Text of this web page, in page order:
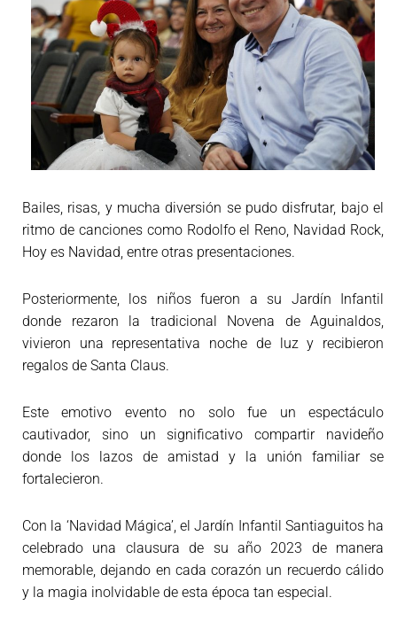
Bailes, risas, y mucha diversión se pudo disfrutar, bajo el
ritmo de canciones como Rodolfo el Reno, Navidad Rock,
Hoy es Navidad, entre otras presentaciones.
Posteriormente, los niños fueron a su Jardín Infantil
donde rezaron la tradicional Novena de Aguinaldos,
vivieron una representativa noche de luz y recibieron
regalos de Santa Claus.
Este emotivo evento no solo fue un espectáculo
cautivador, sino un significativo compartir navideño
donde los lazos de amistad y la unión familiar se
fortalecieron.
Con la ‘Navidad Mágica’, el Jardín Infantil Santiaguitos ha
celebrado una clausura de su año 2023 de manera
memorable, dejando en cada corazón un recuerdo cálido
y la magia inolvidable de esta época tan especial.